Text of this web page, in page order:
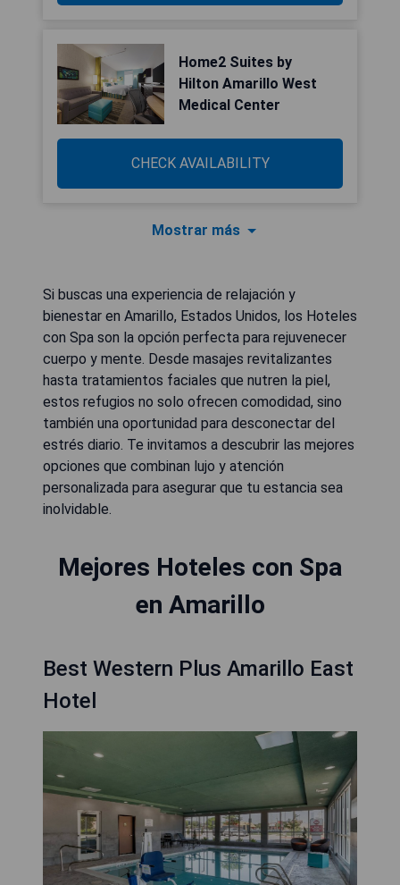
Home2 Suites by
Hilton Amarillo West
Medical Center
CHECK AVAILABILITY
Mostrar más
Si buscas una experiencia de relajación y
bienestar en Amarillo, Estados Unidos, los Hoteles
con Spa son la opción perfecta para rejuvenecer
cuerpo y mente. Desde masajes revitalizantes
hasta tratamientos faciales que nutren la piel,
estos refugios no solo ofrecen comodidad, sino
también una oportunidad para desconectar del
estrés diario. Te invitamos a descubrir las mejores
opciones que combinan lujo y atención
personalizada para asegurar que tu estancia sea
inolvidable.
Mejores Hoteles con Spa
en Amarillo
Best Western Plus Amarillo East
Hotel